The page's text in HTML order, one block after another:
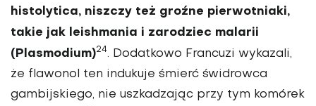
histolytica, niszczy też groźne pierwotniaki,
takie jak le­ishmania i zarodziec malarii
(Plasmodium)24. Dodatkowo Francuzi wykazali,
że flawo­nol ten indukuje śmierć świdrow­ca
gambijskiego, nie uszkadzając przy tym komórek